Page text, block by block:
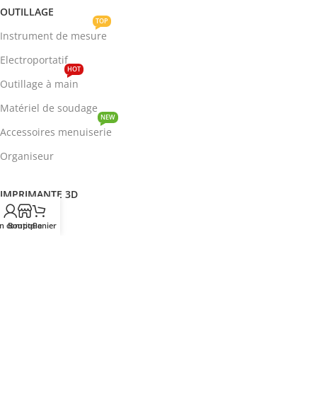
OUTILLAGE
Instrument de mesure
TOP
Electroportatif
Outillage à main
HOT
Matériel de soudage
Accessoires menuiserie
NEW
Organiseur
IMPRIMANTE 3D
ROBOTIQUE
compte
BoutiquePanier